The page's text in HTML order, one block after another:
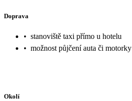
Doprava
• stanoviště taxi přímo u hotelu
• možnost půjčení auta či motorky
Okolí